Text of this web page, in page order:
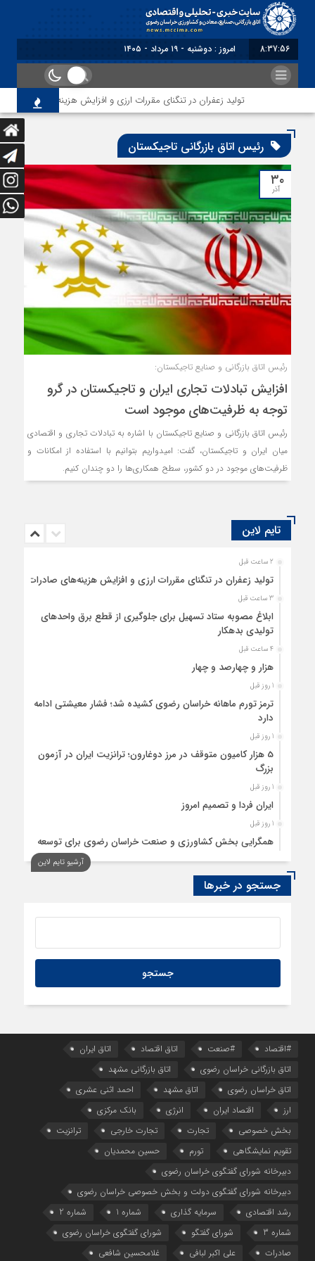
8:37:56 امروز : دوشنبه - ۱۹ مرداد - ۱۴۰۵
تولید زعفران در تنگنای مقررات ارزی و افزایش هزینه‌های صادرات
رئیس اتاق بازرگانی تاجیکستان
۳۰
آذر
رئیس اتاق بازرگانی و صنایع تاجیکستان:
افزایش تبادلات تجاری ایران و تاجیکستان در گرو
توجه به ظرفیت‌های موجود است
رئیس اتاق بازرگانی و صنایع تاجیکستان با اشاره به تبادلات تجاری و اقتصادی
میان ایران و تاجیکستان، گفت: امیدواریم بتوانیم با استفاده از امکانات و
ظرفیت‌های موجود در دو کشور، سطح همکاری‌ها را دو چندان کنیم.
تایم لاین
2 ساعت قبل
تولید زعفران در تنگنای مقررات ارزی و افزایش هزینه‌های صادرات
3 ساعت قبل
ابلاغ مصوبه ستاد تسهیل برای جلوگیری از قطع برق واحدهای
تولیدی بدهکار
4 ساعت قبل
هزار و چهارصد و چهار
1 روز قبل
ترمز تورم ماهانه خراسان رضوی کشیده شد؛ فشار معیشتی ادامه
دارد
1 روز قبل
5 هزار کامیون متوقف در مرز دوغارون؛ ترانزیت ایران در آزمون
بزرگ
1 روز قبل
ایران فردا و تصمیم امروز
1 روز قبل
همگرایی بخش کشاورزی و صنعت خراسان رضوی برای توسعه
1 روز قبل
ردیابی دلارهای صادراتی
1 روز قبل
راهنمای نحوه شرکت در مناقصات کالا و تدارکات عمومی قزاقستان
آرشیو تایم لاین
جستجو در خبرها
#اقتصاد #صنعت اتاق اقتصاد
اتاق ایران
اتاق بازرگانی خراسان رضوی
اتاق بازرگانی مشهد
اتاق خراسان رضوی
اتاق مشهد
احمد اثنی عشری
ارز
اقتصاد ایران انرژی
بانک مرکزی
بخش خصوصی
تجارت تجارت خارجی
ترانزیت
تقویم نمایشگاهی
تورم
حسین محمدیان
دبیرخانه شورای گفتگوی خراسان رضوی
دبیرخانه شورای گفتگوی دولت و بخش خصوصی خراسان رضوی
رشد اقتصادی
سرمایه گذاری شماره 1
شماره 2
شماره 3
شورای گفتگو
شورای گفتگوی خراسان رضوی
صادرات
علی اکبر لبافی غلامحسین شافعی